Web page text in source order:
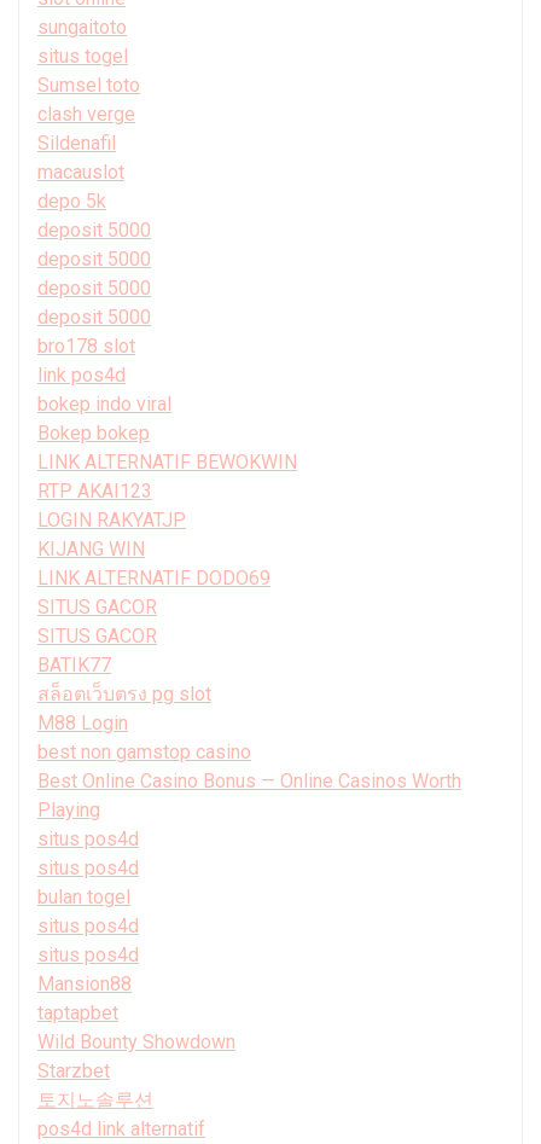
sungaitoto
situs togel
Sumsel toto
clash verge
Sildenafil
macauslot
depo 5k
deposit 5000
deposit 5000
deposit 5000
deposit 5000
bro178 slot
link pos4d
bokep indo viral
Bokep bokep
LINK ALTERNATIF BEWOKWIN
RTP AKAI123
LOGIN RAKYATJP
KIJANG WIN
LINK ALTERNATIF DODO69
SITUS GACOR
SITUS GACOR
BATIK77
สล็อตเว็บตรง pg slot
M88 Login
best non gamstop casino
Best Online Casino Bonus — Online Casinos Worth
Playing
situs pos4d
situs pos4d
bulan togel
situs pos4d
situs pos4d
Mansion88
taptapbet
Wild Bounty Showdown
Starzbet
토지노솔루션
pos4d link alternatif